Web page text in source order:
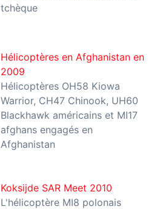
tchèque
Hélicoptères en Afghanistan en
2009
Hélicoptères OH58 Kiowa
Warrior, CH47 Chinook, UH60
Blackhawk américains et MI17
afghans engagés en
Afghanistan
Koksijde SAR Meet 2010
L'hélicoptère MI8 polonais